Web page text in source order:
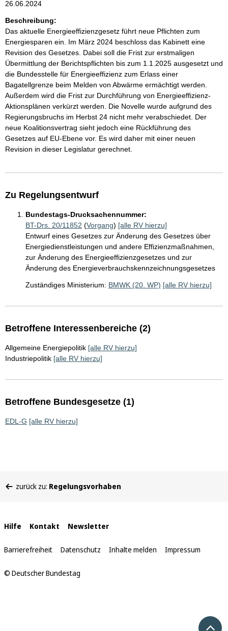
26.06.2024
Beschreibung:
Das aktuelle Energieeffizienzgesetz führt neue Pflichten zum
Energiesparen ein. Im März 2024 beschloss das Kabinett eine
Revision des Gesetzes. Dabei soll die Frist zur erstmaligen
Übermittlung der Berichtspflichten bis zum 1.1.2025 ausgesetzt und
die Bundesstelle für Energieeffizienz zum Erlass einer
Bagatellgrenze beim Melden von Abwärme ermächtigt werden.
Außerdem wird die Frist zur Durchführung von Energieeffizienz-
Aktionsplänen verkürzt werden. Die Novelle wurde aufgrund des
Regierungsbruchs im Herbst 24 nicht mehr verabschiedet. Der
neue Koalitionsvertrag sieht jedoch eine Rückführung des
Gesetzes auf EU-Ebene vor. Es wird daher mit einer neuen
Revision in dieser Legislatur gerechnet.
Zu Regelungsentwurf
Bundestags-Drucksachennummer:
BT-Drs. 20/11852 (Vorgang) [alle RV hierzu]
Entwurf eines Gesetzes zur Änderung des Gesetzes über
Energiedienstleistungen und andere Effizienzmaßnahmen,
zur Änderung des Energieeffizienzgesetzes und zur
Änderung des Energieverbrauchskennzeichnungsgesetzes
Zuständiges Ministerium: BMWK (20. WP) [alle RV hierzu]
Betroffene Interessenbereiche (2)
Allgemeine Energiepolitik [alle RV hierzu]
Industriepolitik [alle RV hierzu]
Betroffene Bundesgesetze (1)
EDL-G [alle RV hierzu]
befinden
zurück zu: Regelungsvorhaben
Interne
Links
Hilfe Kontakt Newsletter
Barrierefreiheit Datenschutz Inhalte melden Impressum
© Deutscher Bundestag